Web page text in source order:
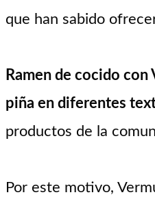
que han sabido
Ramen de cocido
piña en diferentes
productos de la
Por este motivo,